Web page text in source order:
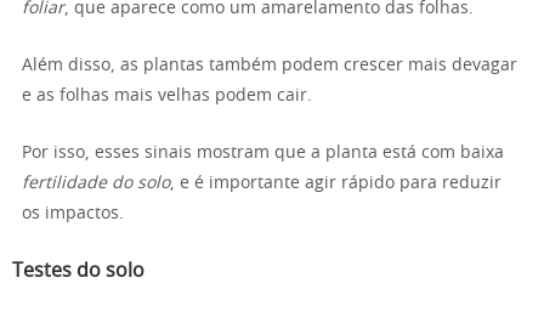
foliar, que aparece como um amarelamento das folhas.
Além disso, as plantas também podem crescer mais devagar
e as folhas mais velhas podem cair.
Por isso, esses sinais mostram que a planta está com baixa
fertilidade do solo, e é importante agir rápido para reduzir
os impactos.
Testes do solo